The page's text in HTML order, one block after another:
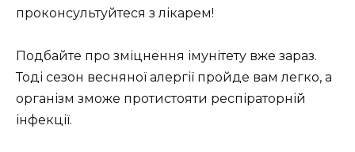
проконсультуйтеся з лікарем!
Подбайте про зміцнення імунітету вже зараз.
Тоді сезон весняної алергії пройде вам легко, а
організм зможе протистояти респіраторній
інфекції.